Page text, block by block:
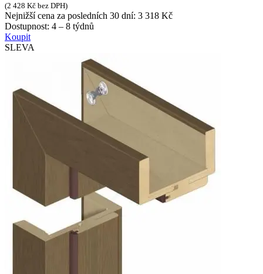
(2 428 Kč bez DPH)
Nejnižší cena za posledních 30 dní: 3 318 Kč
Dostupnost: 4 – 8 týdnů
Koupit
SLEVA